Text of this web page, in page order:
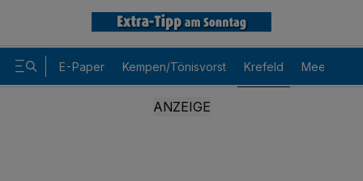
E-Paper Kempen/Tönisvorst Krefeld Meerbusch